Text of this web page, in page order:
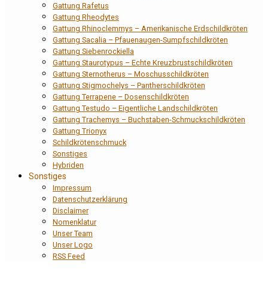
Gattung Rafetus
Gattung Rheodytes
Gattung Rhinoclemmys – Amerikanische Erdschildkröten
Gattung Sacalia – Pfauenaugen-Sumpfschildkröten
Gattung Siebenrockiella
Gattung Staurotypus – Echte Kreuzbrustschildkröten
Gattung Sternotherus – Moschusschildkröten
Gattung Stigmochelys – Pantherschildkröten
Gattung Terrapene – Dosenschildkröten
Gattung Testudo – Eigentliche Landschildkröten
Gattung Trachemys – Buchstaben-Schmuckschildkröten
Gattung Trionyx
Schildkrötenschmuck
Sonstiges
Hybriden
Sonstiges
Impressum
Datenschutzerklärung
Disclaimer
Nomenklatur
Unser Team
Unser Logo
RSS Feed